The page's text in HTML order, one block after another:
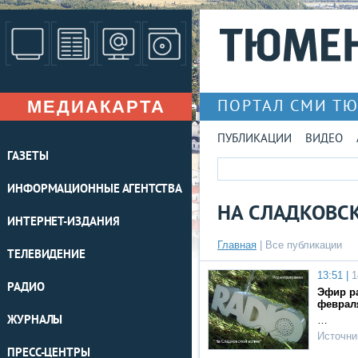
МЕДИАКАРТА
ГАЗЕТЫ
ИНФОРМАЦИОННЫЕ АГЕНТСТВА
ИНТЕРНЕТ-ИЗДАНИЯ
ТЕЛЕВИДЕНИЕ
РАДИО
ЖУРНАЛЫ
ПРЕСС-ЦЕНТРЫ
ПОРТАЛ СМИ
ПУБЛИКАЦИИ ВИДЕО
НА
Главная Все публикации
13:51 |
Эфир
…